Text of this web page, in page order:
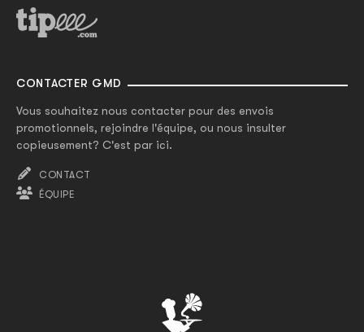
CONTACTER GMD
Vous souhaitez nous contacter pour des envois
promotionnels, rejoindre l'équipe, ou nous insulter
copieusement? C'est par ici.
CONTACT
ÉQUIPE